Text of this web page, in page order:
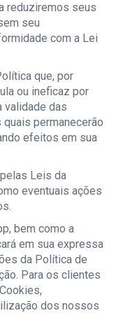
reduziremos seus
seu
com a Lei
que, por
ou ineficaz por
validade das
permanecerão
efeitos em sua
Leis da
eventuais ações
bem como a
em sua expressa
da Política de
Para os clientes
dos nossos